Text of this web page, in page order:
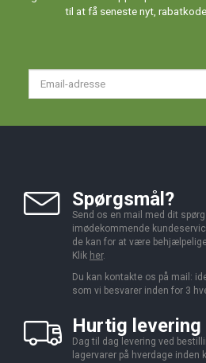
til at få seneste nyt,
Spørgsmål?
Send os en mail med dit
imødekommende
de kan for at være
Klik her.
Du kan kontakte os på mail:
som vi besvarer inden for 3
Hurtig levering
Dag til dag levering ved
lagervarer på hverdage inden